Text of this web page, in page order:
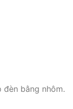
đèn bằng nhôm.